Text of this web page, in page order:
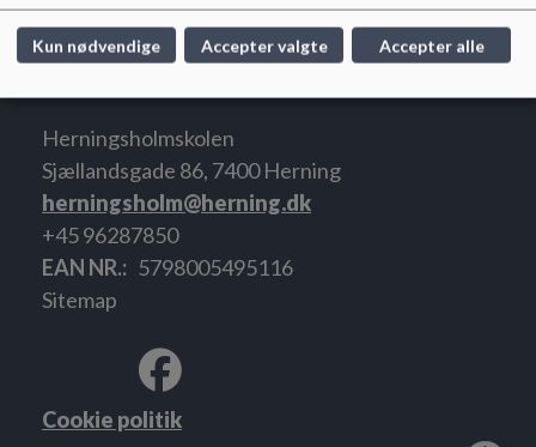
Herningsholmskolen
Sjællandsgade 86, 7400 Herning
herningsholm@herning.dk
+45 96287850
EAN NR.
5798005495116
Sitemap
Cookie politik
Kun nødvendige Accepter valgte Accepter alle